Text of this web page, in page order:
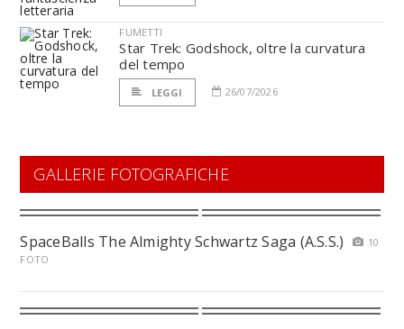
FUMETTI
Star Trek: Godshock, oltre la curvatura
del tempo
LEGGI 26/07/2026
GALLERIE FOTOGRAFICHE
SpaceBalls The Almighty Schwartz Saga (A.S.S.)
10
FOTO